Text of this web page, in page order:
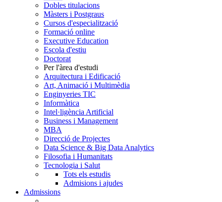
Dobles titulacions
Màsters i Postgraus
Cursos d'especialització
Formació online
Executive Education
Escola d'estiu
Doctorat
Per l'àrea d'estudi
Arquitectura i Edificació
Art, Animació i Multimèdia
Enginyeries TIC
Informàtica
Intel·ligència Artificial
Business i Management
MBA
Direcció de Projectes
Data Science & Big Data Analytics
Filosofia i Humanitats
Tecnologia i Salut
Tots els estudis
Admisions i ajudes
Admissions